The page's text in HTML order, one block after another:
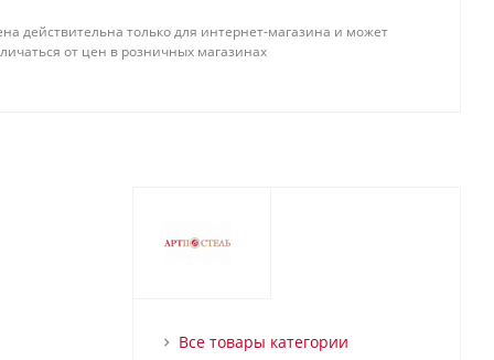
действительна только для интернет-магазина и может
от цен в розничных магазинах
Все товары категории